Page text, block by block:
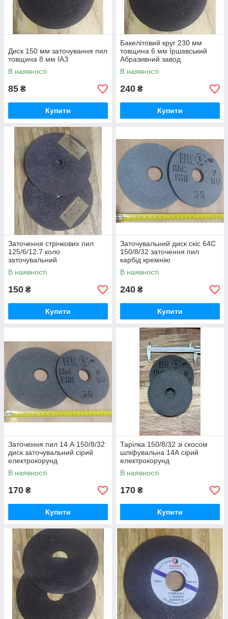
Диск 150 мм заточування пил
товщина 8 мм ІАЗ
В наявності
85 ₴
Купити
Бакелітовий круг 230 мм
товщина 6 мм Іршавський
Абразивний завод
В наявності
240 ₴
Купити
Заточення стрічкових пил
125/6/12.7 коло
заточувальний
В наявності
150 ₴
Купити
Заточувальний диск скіс 64С
150/8/32 заточення пил
карбід кремнію
В наявності
240 ₴
Купити
Заточення пил 14 А 150/8/32
диск заточувальний сірий
електрокорунд
В наявності
170 ₴
Купити
Тарілка 150/8/32 зі скосом
шліфувальна 14А сірий
електрокорунд
В наявності
170 ₴
Купити